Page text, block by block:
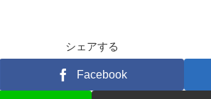
シェアする
Facebook